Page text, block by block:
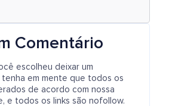
Comentário
escolheu deixar um
em mente que todos os
de acordo com nossa
e todos os links são nofollow.